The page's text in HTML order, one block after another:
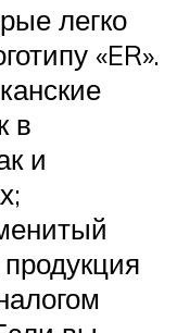
легко
«ER».
в
и